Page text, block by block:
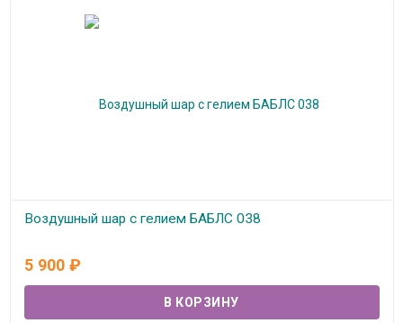
Воздушный шар с гелием БАБЛС 038
5 900 ₽